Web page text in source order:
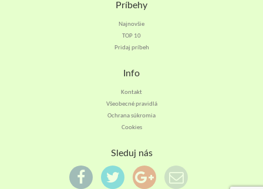
Príbehy
Najnovšie
TOP 10
Pridaj príbeh
Info
Kontakt
Všeobecné pravidlá
Ochrana súkromia
Cookies
Sleduj nás